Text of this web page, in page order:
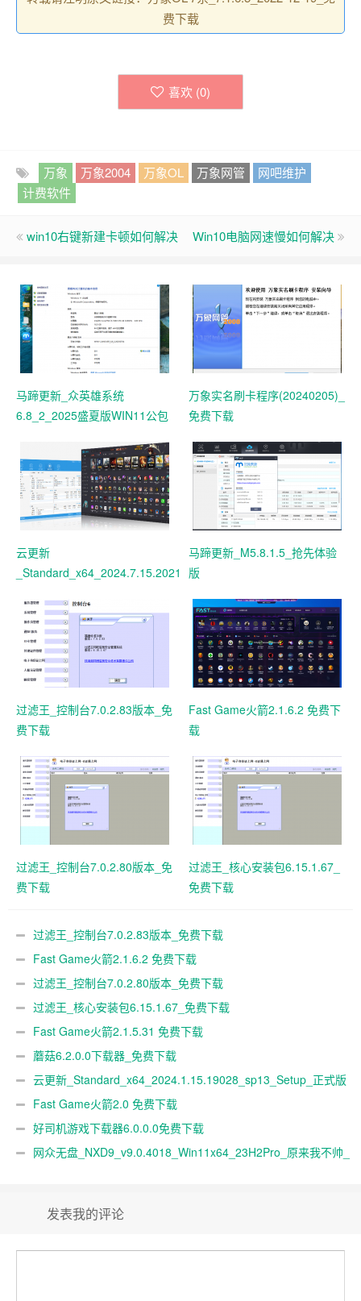
费下载
喜欢 (0)
万象 万象2004 万象OL 万象网管
网吧维护
计费软件
win10右键新建卡顿如何解决 Win10电脑网速慢如何解决
马蹄更新_众英雄系统
6.8_2_2025盛夏版WIN11公包
万象实名刷卡程序(20240205)_
免费下载
云更新
_Standard_x64_2024.7.15.20218_sp3_Setup_
马蹄更新_M5.8.1.5_抢先体验
版
过滤王_控制台7.0.2.83版本_免
费下载
Fast Game火箭2.1.6.2 免费下
载
过滤王_控制台7.0.2.80版本_免
费下载
过滤王_核心安装包6.15.1.67_
免费下载
过滤王_控制台7.0.2.83版本_免费下载
Fast Game火箭2.1.6.2 免费下载
过滤王_控制台7.0.2.80版本_免费下载
过滤王_核心安装包6.15.1.67_免费下载
Fast Game火箭2.1.5.31 免费下载
蘑菇6.2.0.0下载器_免费下载
云更新_Standard_x64_2024.1.15.19028_sp13_Setup_正式版
下载Fast Game火箭2.0 免费下载
好司机游戏下载器6.0.0.0免费下载
网众无盘_NXD9_v9.0.4018_Win11x64_23H2Pro_原来我不帅_
发表我的评论